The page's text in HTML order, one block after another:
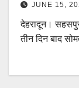
JUNE 15,
देहरादून। सहसपुर
तीन दिन बाद